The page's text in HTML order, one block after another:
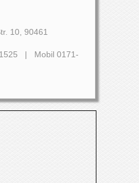
10, 90461
| Mobil 0171-